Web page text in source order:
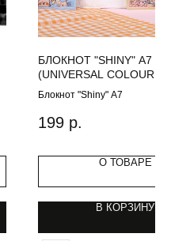
БЛОКНОТ "SHINY" А7
(UNIVERSAL COLOUR
CODE,ONE SIZE)
Блокнот "Shiny" А7
199 р.
О ТОВАРЕ
В КОРЗИНУ